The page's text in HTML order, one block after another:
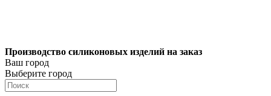
Производство силиконовых изделий на заказ
Ваш город
Выберите город